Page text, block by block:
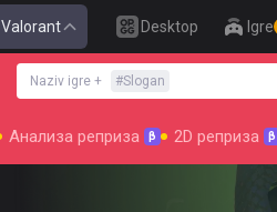
Valorant Desktop Igre
Naziv igre + #Slogan
Анализа реприза β 2D реприза β